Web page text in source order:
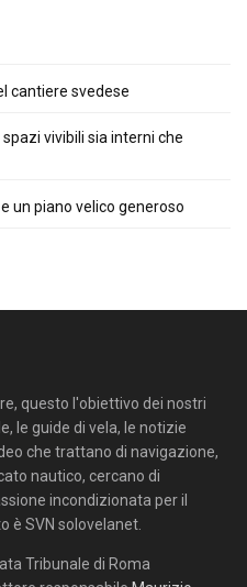
cantiere svedese
vivibili sia interni che
un piano velico generoso
questo l'obiettivo dei nostri
le guide di vela, le notizie
che trattano di navigazione,
nautico, cercano di
incondizionata per il
è SVN solovelanet.
Tribunale di Roma